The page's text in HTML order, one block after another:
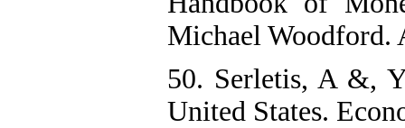
Michael Woodford.
50. Serletis, A &,
United States.